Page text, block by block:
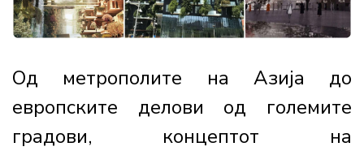
Од метрополите на Азија до
европските делови од големите
градови, концептот на